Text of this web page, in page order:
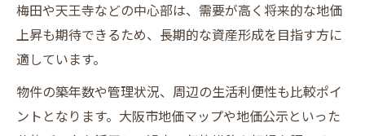
梅田や天王寺などの中心部は、需要が高く将来的な地価
上昇も期待できるため、長期的な資産形成を目指す方に
適しています。
物件の築年数や管理状況、周辺の生活利便性も比較ポイ
ントとなります。大阪市地価マップや地価公示といった